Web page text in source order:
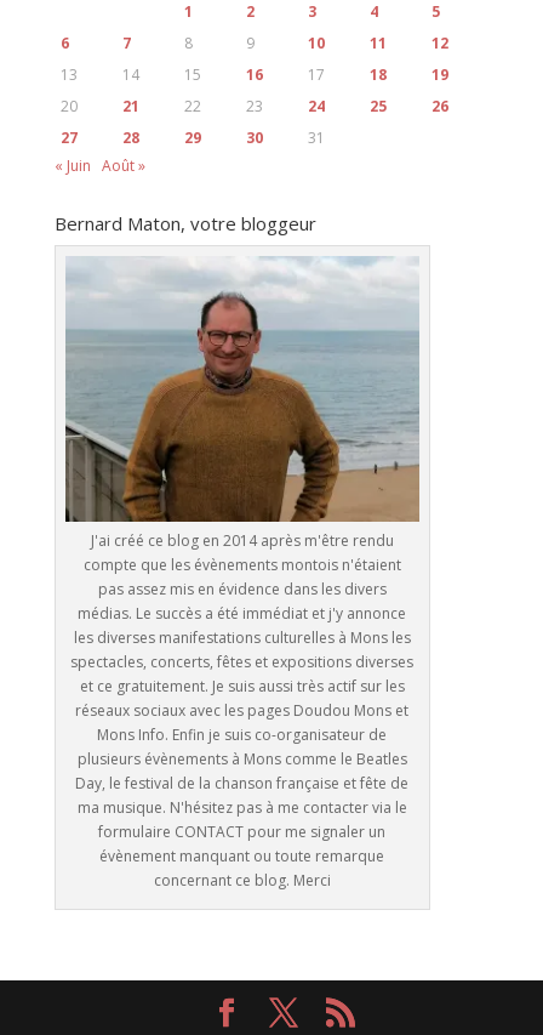
1
2 3 4
5
6
7 8 9 10 11
12
13
14 15 16 17 18
19
20
21 22 23 24 25
26
27
28 29 30
31
« Juin Août »
Bernard Maton, votre bloggeur
J'ai créé ce blog en 2014 après m'être rendu
compte que les évènements montois n'étaient
pas assez mis en évidence dans les divers
médias. Le succès a été immédiat et j'y annonce
les diverses manifestations culturelles à Mons les
spectacles, concerts, fêtes et expositions diverses
et ce gratuitement. Je suis aussi très actif sur les
réseaux sociaux avec les pages Doudou Mons et
Mons Info. Enfin je suis co-organisateur de
plusieurs évènements à Mons comme le Beatles
Day, le festival de la chanson française et fête de
ma musique. N'hésitez pas à me contacter via le
formulaire CONTACT pour me signaler un
évènement manquant ou toute remarque
concernant ce blog. Merci